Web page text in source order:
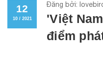
12
10 / 2021
Đăng bởi:
'Việt
điểm